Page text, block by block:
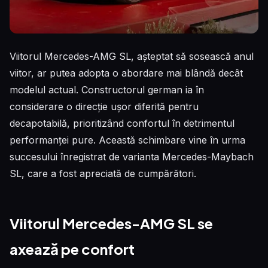
Viitorul Mercedes-AMG SL, așteptat să sosească anul
viitor, ar putea adopta o abordare mai blândă decât
modelul actual. Constructorul german ia în
considerare o direcție ușor diferită pentru
decapotabilă, prioritizând confortul în detrimentul
performanței pure. Această schimbare vine în urma
succesului înregistrat de varianta Mercedes-Maybach
SL, care a fost apreciată de cumpărători.
Viitorul Mercedes-AMG SL se
axează pe confort